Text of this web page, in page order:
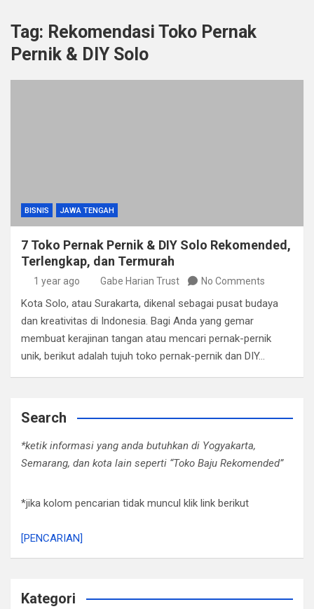
Tag: Rekomendasi Toko Pernak
Pernik & DIY Solo
BISNIS JAWA TENGAH
7 Toko Pernak Pernik & DIY Solo Rekomended,
Terlengkap, dan Termurah
1 year ago Gabe Harian Trust No Comments
​Kota Solo, atau Surakarta, dikenal sebagai pusat budaya
dan kreativitas di Indonesia. Bagi Anda yang gemar
membuat kerajinan tangan atau mencari pernak-pernik
unik, berikut adalah tujuh toko pernak-pernik dan DIY…
Search
*ketik informasi yang anda butuhkan di Yogyakarta,
Semarang, dan kota lain seperti “Toko Baju Rekomended”
*jika kolom pencarian tidak muncul klik link berikut
[PENCARIAN]
Kategori